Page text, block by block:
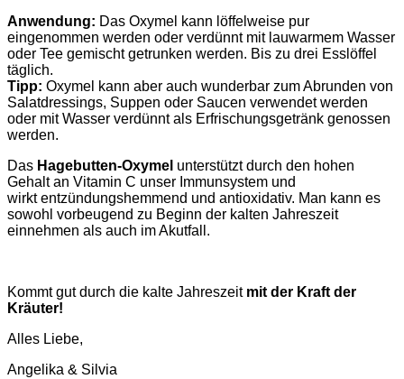
Anwendung: Das Oxymel kann löffelweise pur
eingenommen werden oder verdünnt mit lauwarmem Wasser
oder Tee gemischt getrunken werden. Bis zu drei Esslöffel
täglich.
Tipp: Oxymel kann aber auch wunderbar zum Abrunden von
Salatdressings, Suppen oder Saucen verwendet werden
oder mit Wasser verdünnt als Erfrischungsgetränk genossen
werden.
Das Hagebutten-Oxymel unterstützt durch den hohen
Gehalt an Vitamin C unser Immunsystem und
wirkt entzündungshemmend und antioxidativ. Man kann es
sowohl vorbeugend zu Beginn der kalten Jahreszeit
einnehmen als auch im Akutfall.
Kommt gut durch die kalte Jahreszeit mit der Kraft der
Kräuter!
Alles Liebe,
Angelika & Silvia